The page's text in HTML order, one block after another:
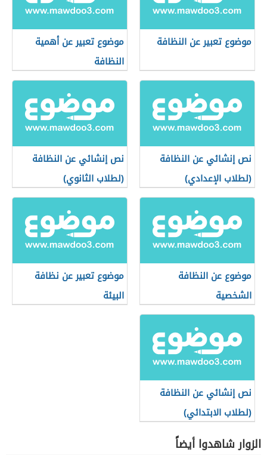
موضوع تعبير عن النظافة
موضوع تعبير عن أهمية
النظافة
نص إنشائي عن النظافة
(لطلاب الإعدادي)
نص إنشائي عن النظافة
(لطلاب الثانوي)
موضوع عن النظافة
الشخصية
موضوع تعبير عن نظافة
البيئة
نص إنشائي عن النظافة
(لطلاب الابتدائي)
الزوار شاهدوا أيضاً